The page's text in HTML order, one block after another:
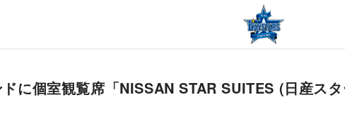
に個室観覧席「NISSAN STAR SUITES (日産ス